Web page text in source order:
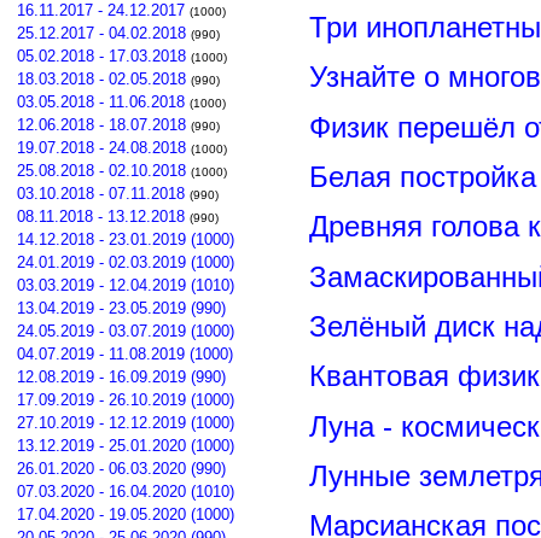
16.11.2017 - 24.12.2017 (1000)
25.12.2017 - 04.02.2018 (990)
05.02.2018 - 17.03.2018 (1000)
18.03.2018 - 02.05.2018 (990)
03.05.2018 - 11.06.2018 (1000)
12.06.2018 - 18.07.2018 (990)
19.07.2018 - 24.08.2018 (1000)
25.08.2018 - 02.10.2018 (1000)
03.10.2018 - 07.11.2018 (990)
08.11.2018 - 13.12.2018 (990)
14.12.2018 - 23.01.2019 (1000)
24.01.2019 - 02.03.2019 (1000)
03.03.2019 - 12.04.2019 (1010)
13.04.2019 - 23.05.2019 (990)
24.05.2019 - 03.07.2019 (1000)
04.07.2019 - 11.08.2019 (1000)
12.08.2019 - 16.09.2019 (990)
17.09.2019 - 26.10.2019 (1000)
27.10.2019 - 12.12.2019 (1000)
13.12.2019 - 25.01.2020 (1000)
26.01.2020 - 06.03.2020 (990)
07.03.2020 - 16.04.2020 (1010)
17.04.2020 - 19.05.2020 (1000)
Три
Узнайте о
Физик перешёл
Белая
Древняя голова
Зелёный диск
Квантовая
Луна -
Лунные
Марсианская